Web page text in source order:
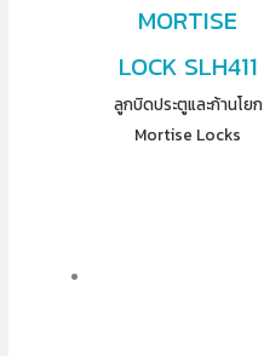
MORTISE
LOCK SLH411
ลูกบิดประตูและก้านโยก
Mortise Locks